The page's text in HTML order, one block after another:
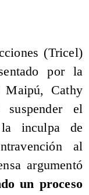
(Tricel)
por la
Maipú, Cathy
el
inculpa de
al
argumentó
un proceso